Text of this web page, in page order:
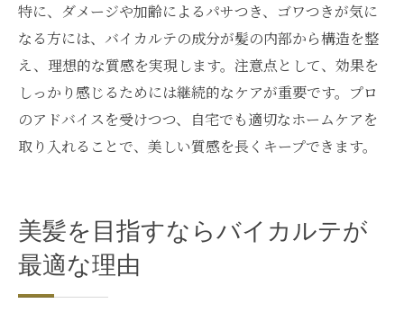
特に、ダメージや加齢によるパサつき、ゴワつきが気に
なる方には、バイカルテの成分が髪の内部から構造を整
え、理想的な質感を実現します。注意点として、効果を
しっかり感じるためには継続的なケアが重要です。プロ
のアドバイスを受けつつ、自宅でも適切なホームケアを
取り入れることで、美しい質感を長くキープできます。
美髪を目指すならバイカルテが
最適な理由